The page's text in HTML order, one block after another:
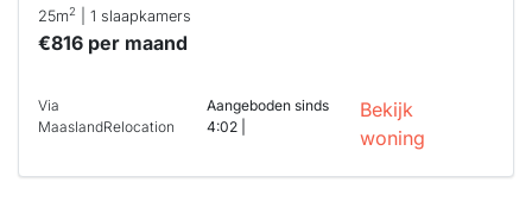
25m2 | 1 slaapkamers
€816 per maand
Via
MaaslandRelocation
Aangeboden sinds
4:02 |
Bekijk
woning